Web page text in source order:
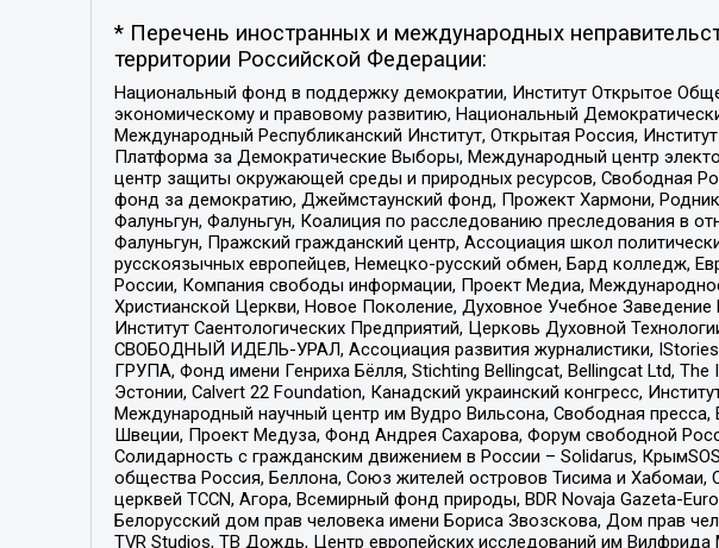
* Перечень иностранных и международных
территории Российской Федерации:
Национальный фонд в поддержку демократии, Институт Открытое
экономическому и правовому развитию, Национальный
Международный Республиканский Институт, Открытая Россия,
Платформа за Демократические Выборы, Международный центр
центр защиты окружающей среды и природных ресурсов, Свободная
фонд за демократию, Джеймстаунский фонд, Прожект Хармони,
Фалуньгун, Фалуньгун, Коалиция по расследованию преследования в
Фалуньгун, Пражский гражданский центр, Ассоциация школ
русскоязычных европейцев, Немецко-русский обмен, Бард колледж,
России, Компания свободы информации, Проект Медиа, Международное
Христианской Церкви, Новое Поколение, Духовное Учебное
Институт Саентологических Предприятий, Церковь Духовной
СВОБОДНЫЙ ИДЕЛЬ-УРАЛ, Ассоциация развития журналистики,
ГРУПА, Фонд имени Генриха Бёлля, Stichting Bellingcat, Bellingcat Ltd,
Эстонии, Calvert 22 Foundation, Канадский украинский конгресс,
Международный научный центр им Вудро Вильсона, Свободная
Швеции, Проект Медуза, Фонд Андрея Сахарова, Форум свободной
Солидарность с гражданским движением в России – Solidarus,
общества Россия, Беллона, Союз жителей островов Тисима и
церквей TCCN, Агора, Всемирный фонд природы, BDR Novaja Gazeta-
Белорусский дом прав человека имени Бориса Звозскова, Дом прав
TVR Studios, ТВ Дождь, Центр европейских исследований им